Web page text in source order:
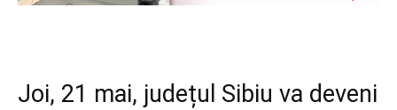
Joi, 21 mai, județul Sibiu va deveni